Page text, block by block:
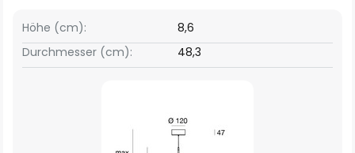
Höhe (cm):
8,6
Durchmesser (cm):
48,3